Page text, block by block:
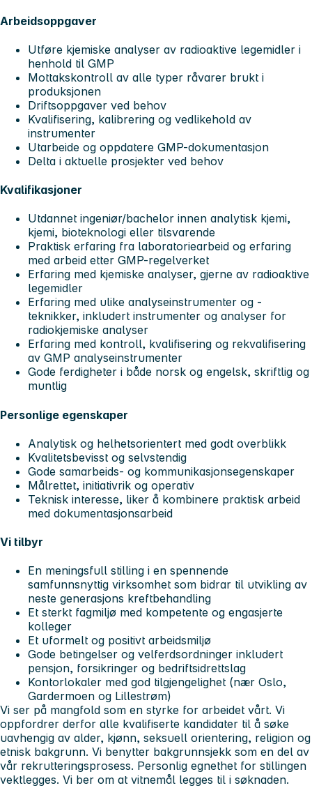
Arbeidsoppgaver
Utføre kjemiske analyser av radioaktive legemidler i
henhold til GMP
Mottakskontroll av alle typer råvarer brukt i
produksjonen
Driftsoppgaver ved behov
Kvalifisering, kalibrering og vedlikehold av
instrumenter
Utarbeide og oppdatere GMP-dokumentasjon
Delta i aktuelle prosjekter ved behov
Kvalifikasjoner
Utdannet ingeniør/bachelor innen analytisk kjemi,
kjemi, bioteknologi eller tilsvarende
Praktisk erfaring fra laboratoriearbeid og erfaring
med arbeid etter GMP-regelverket
Erfaring med kjemiske analyser, gjerne av radioaktive
legemidler
Erfaring med ulike analyseinstrumenter og -
teknikker, inkludert instrumenter og analyser for
radiokjemiske analyser
Erfaring med kontroll, kvalifisering og rekvalifisering
av GMP analyseinstrumenter
Gode ferdigheter i både norsk og engelsk, skriftlig og
muntlig
Personlige egenskaper
Analytisk og helhetsorientert med godt overblikk
Kvalitetsbevisst og selvstendig
Gode samarbeids- og kommunikasjonsegenskaper
Målrettet, initiativrik og operativ
Teknisk interesse, liker å kombinere praktisk arbeid
med dokumentasjonsarbeid
Vi tilbyr
En meningsfull stilling i en spennende
samfunnsnyttig virksomhet som bidrar til utvikling av
neste generasjons kreftbehandling
Et sterkt fagmiljø med kompetente og engasjerte
kolleger
Et uformelt og positivt arbeidsmiljø
Gode betingelser og velferdsordninger inkludert
pensjon, forsikringer og bedriftsidrettslag
Kontorlokaler med god tilgjengelighet (nær Oslo,
Gardermoen og Lillestrøm)
Vi ser på mangfold som en styrke for arbeidet vårt. Vi
oppfordrer derfor alle kvalifiserte kandidater til å søke
uavhengig av alder, kjønn, seksuell orientering, religion og
etnisk bakgrunn. Vi benytter bakgrunnsjekk som en del av
vår rekrutteringsprosess. Personlig egnethet for stillingen
vektlegges. Vi ber om at vitnemål legges til i søknaden.